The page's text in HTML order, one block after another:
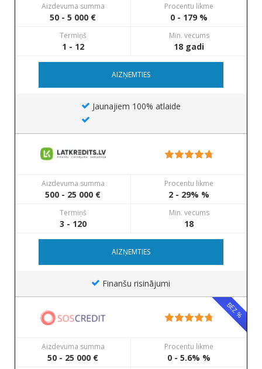
Aizdevuma summa
50 - 5 000 €
Procentu likme
0 - 179 %
Termiņš
1 - 12
Min. vecums
18 gadi
AIZŅEMTIES
Jaunajiem 100% atlaide
Aizdevuma summa
500 - 25 000 €
Procentu likme
2 - 29% %
Termiņš
3 - 120
Min. vecums
18
AIZŅEMTIES
Finanšu risinājumi
BEZ %
Aizdevuma summa
50 - 25 000 €
Procentu likme
0 - 5.6% %